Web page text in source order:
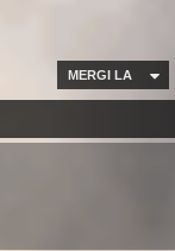
MERGI LA